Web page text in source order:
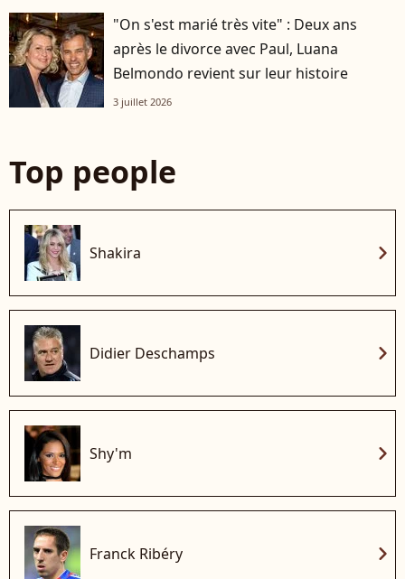
"On s'est marié très vite" : Deux ans
après le divorce avec Paul, Luana
Belmondo revient sur leur histoire
3 juillet 2026
Top people
Shakira chevron_right
Didier Deschamps chevron_right
Shy'm chevron_right
Franck Ribéry chevron_right